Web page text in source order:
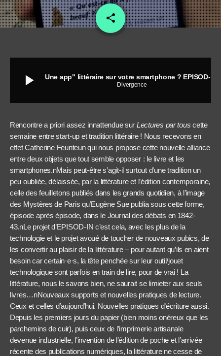
share
email
play_arrow Une app" littéraire sur votre smartphone ? EPISOD-IN !"
Divergence
Rencontre a priori assez innattendue sur Lectures par tous cette
semaine entre start-up et tradition littéraire ! Nous recevons en
effet Catherine Feunteun qui nous propose cette nouvelle alliance
entre deux objets que tout semble opposer : le livre et les
smartphones.nMais peut-être s’agit-il surtout d’une tradition un
peu oubliée, délaissée, par la littérature et l’édition contemporaine,
celle des feuilletons publiés dans les grands quotidien, à l’image
des Mystères de Paris qu’Eugène Sue publia sous cette forme,
épisode après épisode, dans le Journal des débats en 1842-
43.nLe projet d’EPISOD-IN c’est cela, avec les plus de la
technologie et le projet avoué de toucher de nouveaux pubics, de
les convertir au plaisir de la littérature – pour autant qu’ils en aient
besoin car certain·e·s, la tête penchée sur leur outil/jouet
technologique sont parfois en train de lire, pour de vrai ! La
littérature, nous le savons bien, ne saurait se limieter aux seuls
livres…nNouveaux supports et nouvelles pratiques de lecture.
Ceux et celles d’aujourd’hui. Nouvelles pratiques d’écriture aussi.
Depuis les premiers jours du papier (bien moins onéreux que les
parchemins de cuir), puis ceux de l’imprimerie artisanale
devenue industrielle, l’invention de l’édition de poche et l’arrivée
récente des publications numériques, la littérature ne cesse de